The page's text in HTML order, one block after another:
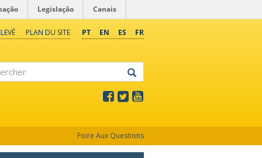
Legislação Canais
PT EN ES FR
PLAN DU SITE
Foire Aux Questions